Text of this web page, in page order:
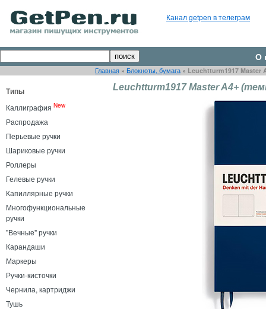
Канал getpen в телеграм
О
Главная » Блокноты, бумага » Leuchtturm1917 Master
Типы
Каллиграфия New
Распродажа
Перьевые ручки
Шариковые ручки
Роллеры
Гелевые ручки
Капиллярные ручки
Многофункциональные
ручки
"Вечные" ручки
Карандаши
Маркеры
Ручки-кисточки
Чернила, картриджи
Тушь
Leuchtturm1917 Master A4+